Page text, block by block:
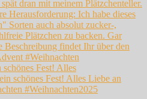
Fest! Alles